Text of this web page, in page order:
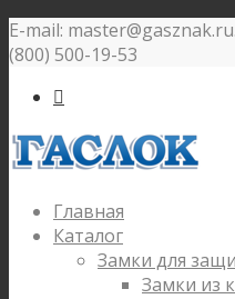
E-mail:
(800) 500-19-53

Главная
Каталог
Замки для
Замки из